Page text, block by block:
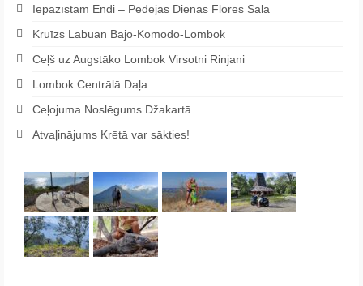
Iepazīstam Endi – Pēdējās Dienas Flores Salā
Kruīzs Labuan Bajo-Komodo-Lombok
Ceļš uz Augstāko Lombok Virsotni Rinjani
Lombok Centrālā Daļa
Ceļojuma Noslēgums Džakartā
Atvaļinājums Krētā var sākties!